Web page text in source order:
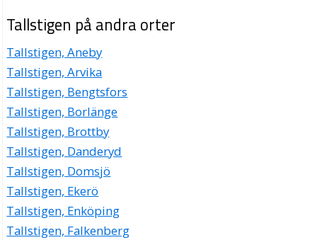
Tallstigen på andra orter
Tallstigen, Aneby
Tallstigen, Arvika
Tallstigen, Bengtsfors
Tallstigen, Borlänge
Tallstigen, Brottby
Tallstigen, Danderyd
Tallstigen, Domsjö
Tallstigen, Ekerö
Tallstigen, Enköping
Tallstigen, Falkenberg